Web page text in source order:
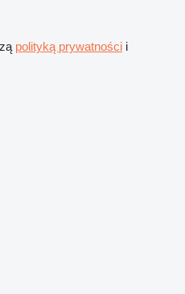
polityką prywatności i